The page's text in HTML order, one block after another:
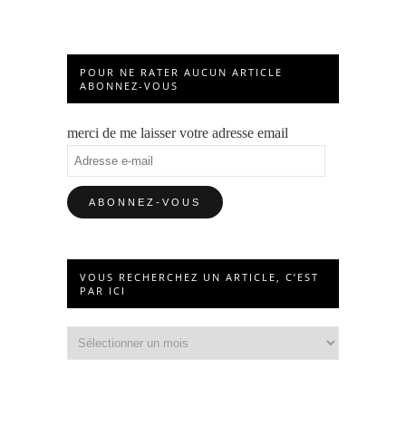
POUR NE RATER AUCUN ARTICLE
ABONNEZ-VOUS
merci de me laisser votre adresse email
Adresse
e-
mail
VOUS RECHERCHEZ UN ARTICLE, C’EST
PAR ICI
recherchez